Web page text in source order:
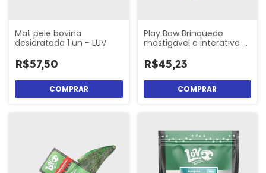
Mat pele bovina
desidratada 1 un - LUV
R$57,50
Play Bow Brinquedo
mastigável e interativo -
R$45,23